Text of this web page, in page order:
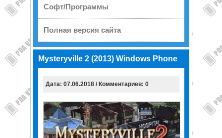
Софт/Программы
Полная версия сайта
Mysteryville 2 (2013) Windows Phone
Дата: 07.06.2018 / Комментариев: 0